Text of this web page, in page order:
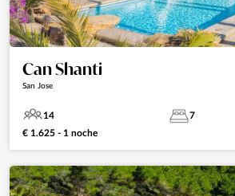
Can Shanti
San Jose
14 7
€ 1.625 - 1 noche